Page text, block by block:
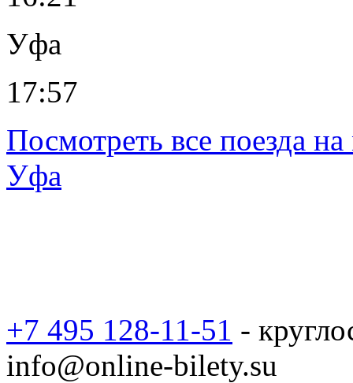
Уфа
17:57
Посмотреть все поезда
Уфа
+7 495 128-11-51 -
info@online-bilety.su